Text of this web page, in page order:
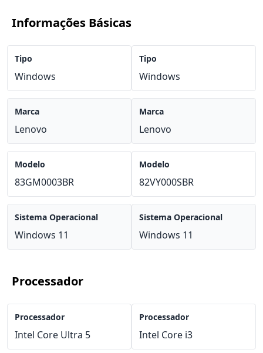
Informações Básicas
Tipo
Windows
Marca
Lenovo
Modelo
83GM0003BR
Sistema Operacional
Windows 11
Tipo
Windows
Marca
Lenovo
Modelo
82VY000SBR
Sistema Operacional
Windows 11
Processador
Processador
Intel Core Ultra 5
Processador
Intel Core i3